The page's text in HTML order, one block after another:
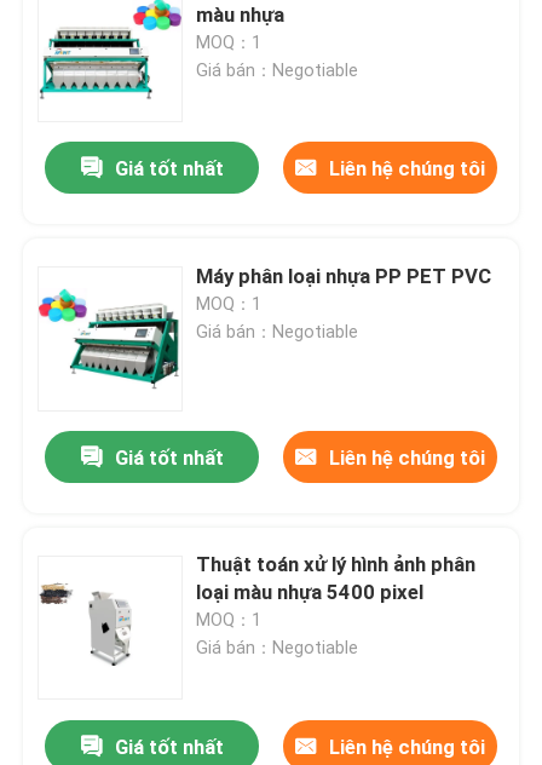
màu nhựa
MOQ：1
Giá bán：Negotiable
Giá tốt nhất Liên hệ chúng tôi
Máy phân loại nhựa PP PET PVC
MOQ：1
Giá bán：Negotiable
Giá tốt nhất Liên hệ chúng tôi
Thuật toán xử lý hình ảnh phân
loại màu nhựa 5400 pixel
MOQ：1
Giá bán：Negotiable
Giá tốt nhất Liên hệ chúng tôi